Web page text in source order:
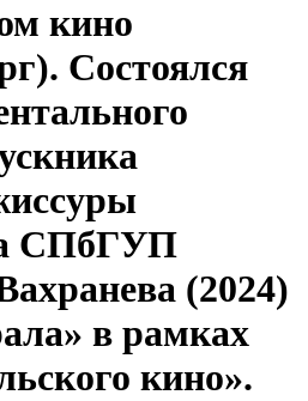
кино
Состоялся
СПбГУП
(2024)
в рамках
кино».